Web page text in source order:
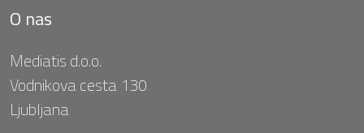
O nas
Mediatis d.o.o.
Vodnikova cesta 130
Ljubljana